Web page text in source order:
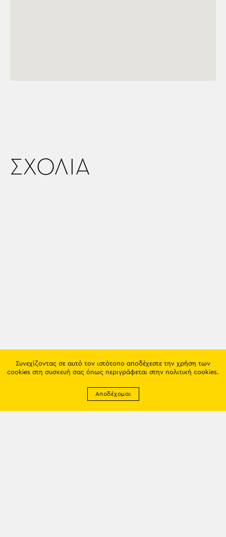
ΣΧΟΛΙΑ
Συνεχίζοντας σε αυτό τον ιστότοπο αποδέχεστε την χρήση των
cookies στη συσκευή σας όπως περιγράφεται στην πολιτική cookies.
Αποδέχομαι